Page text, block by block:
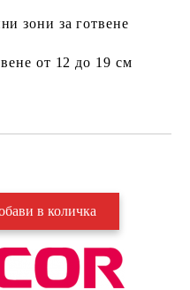
зони за готвене
от 12 до 19 см